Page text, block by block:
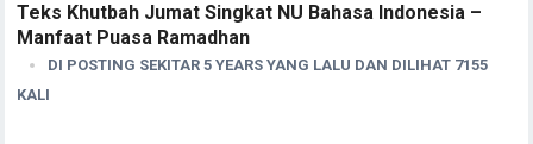
Teks Khutbah Jumat Singkat NU Bahasa Indonesia –
Manfaat Puasa Ramadhan
DI POSTING SEKITAR 5 YEARS YANG LALU DAN DILIHAT 7155
KALI